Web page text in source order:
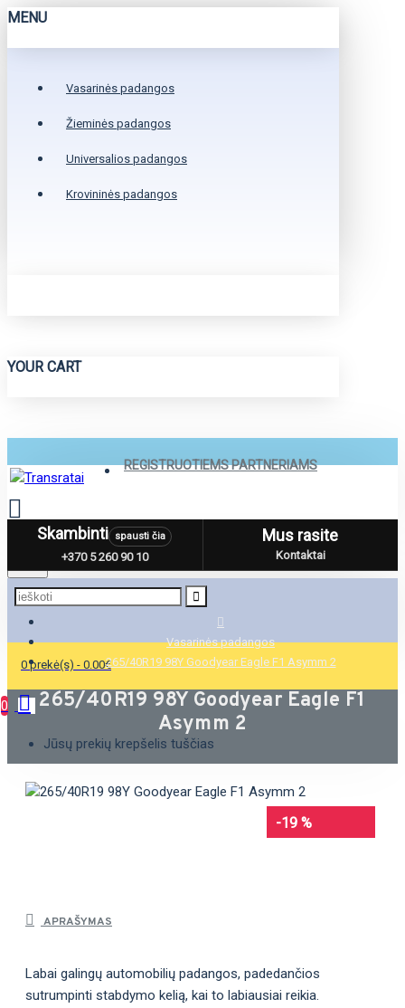
MENU
Vasarinės padangos
Žieminės padangos
Universalios padangos
Krovininės padangos
YOUR CART
REGISTRUOTIEMS PARTNERIAMS
Menu
0 prekė(s) - 0.00€
0
Jūsų prekių krepšelis tuščias
Skambinti spausti čia
+370 5 260 90 10
Mus rasite
Kontaktai
Vasarinės padangos
265/40R19 98Y Goodyear Eagle F1 Asymm 2
265/40R19 98Y Goodyear Eagle F1
Asymm 2
-19 %
APRAŠYMAS
Labai galingų automobilių padangos, padedančios
sutrumpinti stabdymo kelią, kai to labiausiai reikia.